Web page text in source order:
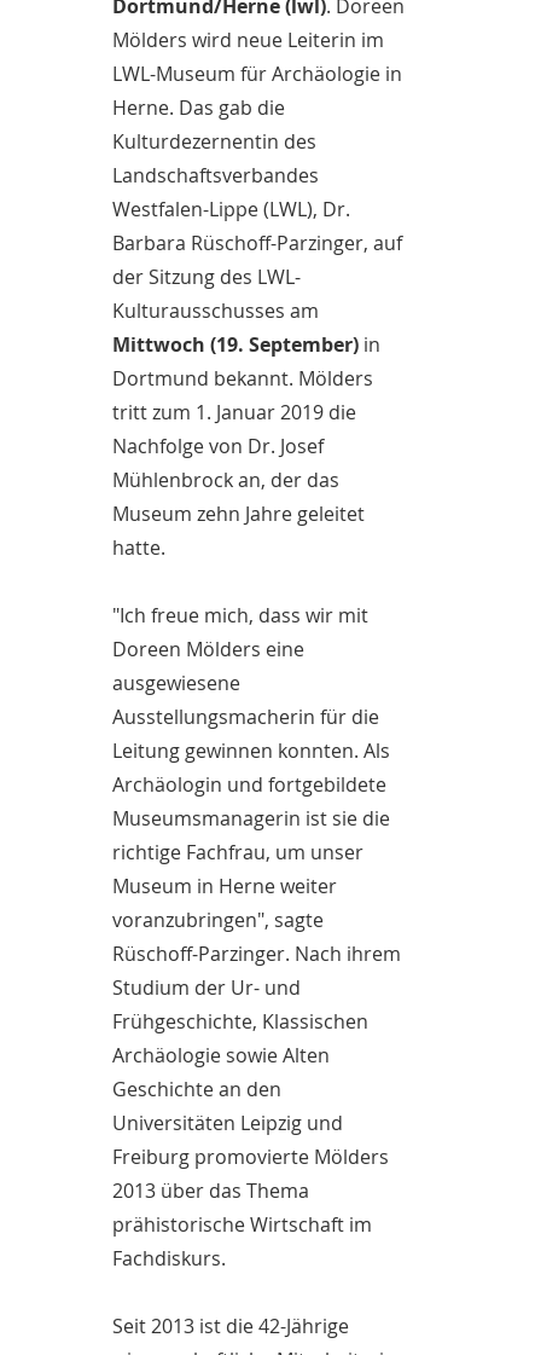
Dortmund/Herne (lwl). Doreen
Mölders wird neue Leiterin im
LWL-Museum für Archäologie in
Herne. Das gab die
Kulturdezernentin des
Landschaftsverbandes
Westfalen-Lippe (LWL), Dr.
Barbara Rüschoff-Parzinger, auf
der Sitzung des LWL-
Kulturausschusses am
Mittwoch (19. September)in
Dortmund bekannt. Mölders
tritt zum 1. Januar 2019 die
Nachfolge von Dr. Josef
Mühlenbrock an, der das
Museum zehn Jahre geleitet
hatte.
"Ich freue mich, dass wir mit
Doreen Mölders eine
ausgewiesene
Ausstellungsmacherin für die
Leitung gewinnen konnten. Als
Archäologin und fortgebildete
Museumsmanagerin ist sie die
richtige Fachfrau, um unser
Museum in Herne weiter
voranzubringen", sagte
Rüschoff-Parzinger. Nach ihrem
Studium der Ur- und
Frühgeschichte, Klassischen
Archäologie sowie Alten
Geschichte an den
Universitäten Leipzig und
Freiburg promovierte Mölders
2013 über das Thema
prähistorische Wirtschaft im
Fachdiskurs.
Seit 2013 ist die 42-Jährige